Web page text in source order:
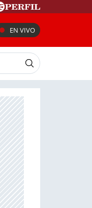
EN VIVO